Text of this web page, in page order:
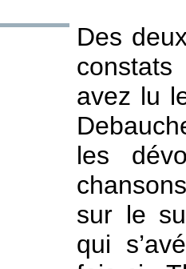
Des
avez lu
les
sur le
qui